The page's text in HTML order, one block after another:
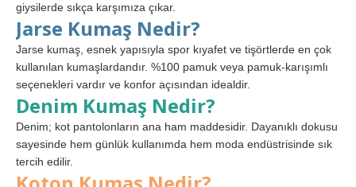
giysilerde sıkça karşımıza çıkar.
Jarse Kumaş Nedir?
Jarse kumaş, esnek yapısıyla spor kıyafet ve tişörtlerde en çok
kullanılan kumaşlardandır. %100 pamuk veya pamuk-karışımlı
seçenekleri vardır ve konfor açısından idealdir.
Denim Kumaş Nedir?
Denim; kot pantolonların ana ham maddesidir. Dayanıklı dokusu
sayesinde hem günlük kullanımda hem moda endüstrisinde sık
tercih edilir.